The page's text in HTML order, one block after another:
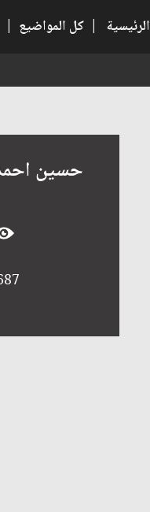
الرئيسية | كل المواضيع |
حسين